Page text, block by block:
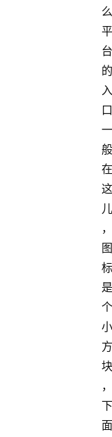
么
平
台
的
入
口
一
般
在
这
儿
，
图
标
是
个
小
方
块
，
下
面